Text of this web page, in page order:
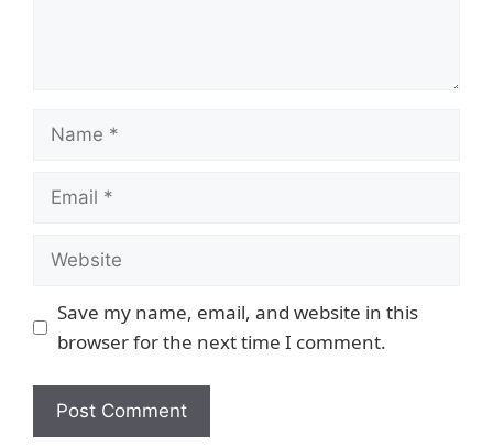
Save my name, email, and website in this
browser for the next time I comment.